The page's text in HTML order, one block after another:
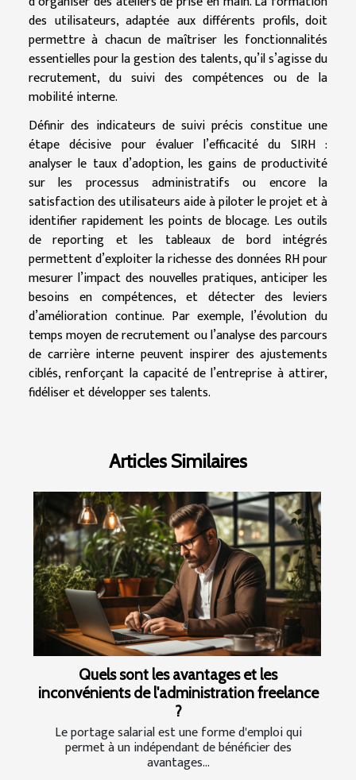
des utilisateurs, adaptée aux différents profils, doit
permettre à chacun de maîtriser les fonctionnalités
essentielles pour la gestion des talents, qu’il s’agisse du
recrutement, du suivi des compétences ou de la
mobilité interne.
Définir des indicateurs de suivi précis constitue une
étape décisive pour évaluer l’efficacité du SIRH :
analyser le taux d’adoption, les gains de productivité
sur les processus administratifs ou encore la
satisfaction des utilisateurs aide à piloter le projet et à
identifier rapidement les points de blocage. Les outils
de reporting et les tableaux de bord intégrés
permettent d’exploiter la richesse des données RH pour
mesurer l’impact des nouvelles pratiques, anticiper les
besoins en compétences, et détecter des leviers
d’amélioration continue. Par exemple, l’évolution du
temps moyen de recrutement ou l’analyse des parcours
de carrière interne peuvent inspirer des ajustements
ciblés, renforçant la capacité de l’entreprise à attirer,
fidéliser et développer ses talents.
Articles Similaires
Quels sont les avantages et les
inconvénients de l'administration freelance
?
Le portage salarial est une forme d'emploi qui
permet à un indépendant de bénéficier des
avantages...